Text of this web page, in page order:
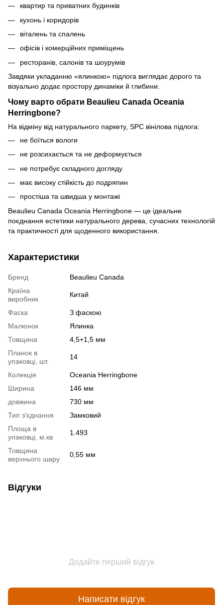
квартир та приватних будинків
кухонь і коридорів
віталень та спалень
офісів і комерційних приміщень
ресторанів, салонів та шоурумів
Завдяки укладанню «ялинкою» підлога виглядає дорого та
візуально додає простору динаміки й глибини.
Чому варто обрати Beaulieu Canada Oceania
Herringbone?
На відміну від натурального паркету, SPC вінілова підлога:
не боїться вологи
не розсихається та не деформується
не потребує складного догляду
має високу стійкість до подряпин
простіша та швидша у монтажі
Beaulieu Canada Oceania Herringbone — це ідеальне
поєднання естетики натурального дерева, сучасних технологій
та практичності для щоденного використання.
Характеристики
Бренд
Beaulieu Canada
Країна
виробник
Китай
Фаска
З фаскою
Малюнок
Ялинка
Товщина
4,5+1,5 мм
Планок в
упаковці, шт.
14
Колекція
Oceania Herringbone
Ширина
146 мм
довжина
730 мм
Тип з'єднання
Замковий
Площа в
упаковці, м.кв
1.493
Товщина
верхнього шару
0,55 мм
Відгуки
Додайте перший відгук
Написати відгук